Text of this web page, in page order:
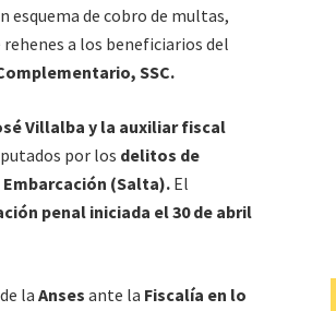
esquema de cobro de multas,
a los beneficiarios del
SSC.
Villalba y la auxiliar fiscal
por los delitos de
(Salta). El
penal iniciada el 30 de abril
la Anses ante la Fiscalía en lo